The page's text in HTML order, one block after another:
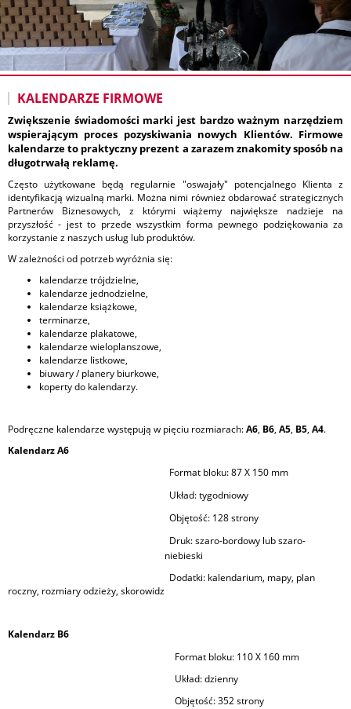
KALENDARZE FIRMOWE
Zwiększenie świadomości marki jest bardzo ważnym narzędziem
wspierającym proces pozyskiwania nowych Klientów. Firmowe
kalendarze to praktyczny prezent a zarazem znakomity sposób na
długotrwałą reklamę.
Często użytkowane będą regularnie "oswajały" potencjalnego Klienta z
identyfikacją wizualną marki. Można nimi również obdarować strategicznych
Partnerów Biznesowych, z którymi wiążemy największe nadzieje na
przyszłość - jest to przede wszystkim forma pewnego podziękowania za
korzystanie z naszych usług lub produktów.
W zależności od potrzeb wyróżnia się:
kalendarze trójdzielne,
kalendarze jednodzielne,
kalendarze książkowe,
terminarze,
kalendarze plakatowe,
kalendarze wieloplanszowe,
kalendarze listkowe,
biuwary / planery biurkowe,
koperty do kalendarzy.
Podręczne kalendarze występują w pięciu rozmiarach:A6, B6, A5, B5, A4.
Kalendarz A6
Format bloku:87 X 150 mm
Układ:tygodniowy
Objętość: 128 strony
Druk:szaro-bordowy lub szaro-
niebieski
Dodatki: kalendarium, mapy, plan
roczny, rozmiary odzieży, skorowidz
Kalendarz B6
Format bloku: 110 X 160 mm
Układ: dzienny
Objętość:352 strony